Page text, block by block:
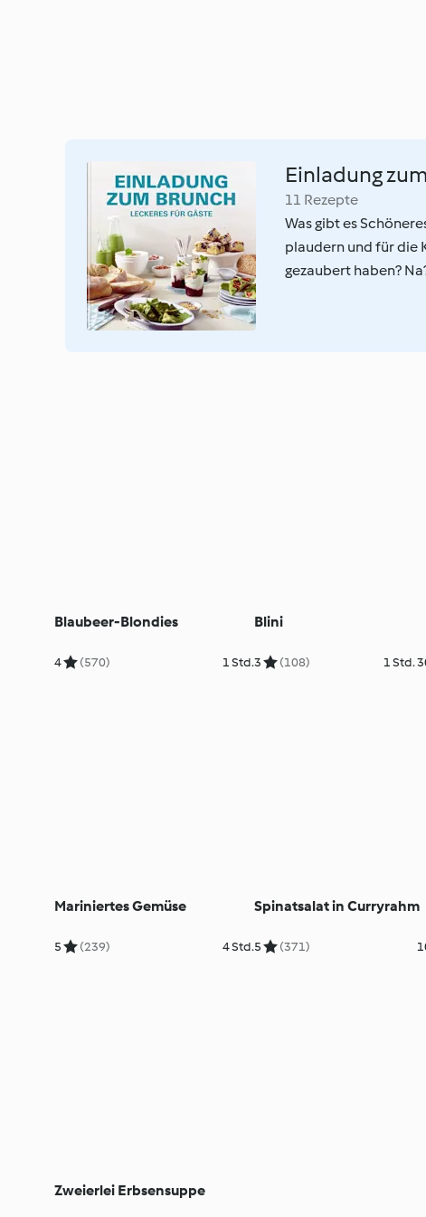
Einladung
11 Rezepte
Was gibt es
plaudern und für die
gezaubert haben?
Blaubeer-Blondies
4 (570) 1 Std.
Blini
3 (108) 1 Std.
Mariniertes Gemüse
5 (239) 4 Std.
Spinatsalat in Curryrahm
5 (371)
Zweierlei Erbsensuppe